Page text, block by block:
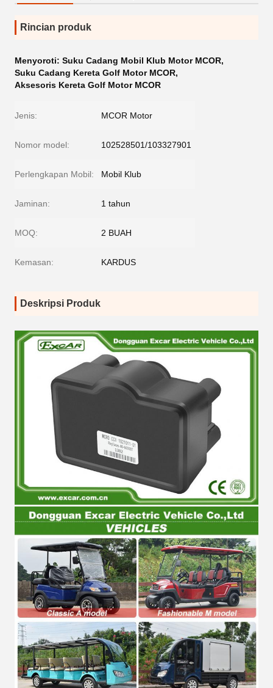
Rincian produk
Menyoroti: Suku Cadang Mobil Klub Motor MCOR,
Suku Cadang Kereta Golf Motor MCOR,
Aksesoris Kereta Golf Motor MCOR
Jenis: MCOR Motor
Nomor model: 102528501/103327901
Perlengkapan Mobil: Mobil Klub
Jaminan: 1 tahun
MOQ: 2 BUAH
Kemasan: KARDUS
Deskripsi Produk